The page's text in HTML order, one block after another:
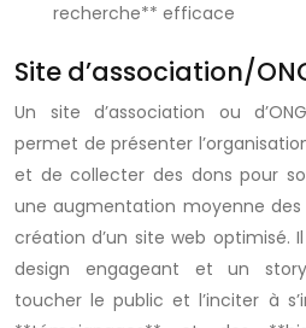
recherche** efficace
Site d’association/
Un site d’association ou
permet de présenter
et de collecter des dons pour
une augmentation moyenne
création d’un site web optimisé.
design engageant et un
toucher le public et l’inciter à